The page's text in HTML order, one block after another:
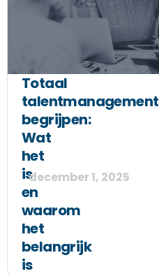
Totaal
talentmanagement
begrijpen:
Wat
het
is
en
waarom
het
belangrijk
is
december 1, 2025